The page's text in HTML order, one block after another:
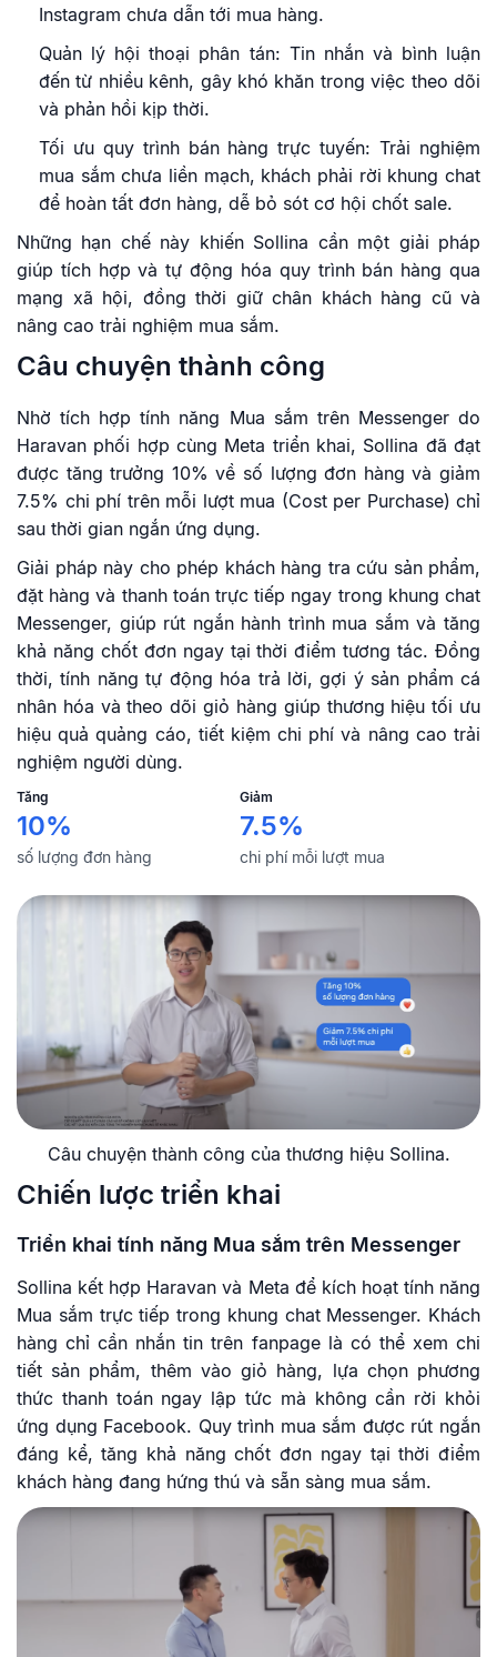
Instagram chưa dẫn tới mua hàng.
Quản lý hội thoại phân tán: Tin nhắn và bình luận
đến từ nhiều kênh, gây khó khăn trong việc theo dõi
và phản hồi kịp thời.
Tối ưu quy trình bán hàng trực tuyến: Trải nghiệm
mua sắm chưa liền mạch, khách phải rời khung chat
để hoàn tất đơn hàng, dễ bỏ sót cơ hội chốt sale.
Những hạn chế này khiến Sollina cần một giải pháp
giúp tích hợp và tự động hóa quy trình bán hàng qua
mạng xã hội, đồng thời giữ chân khách hàng cũ và
nâng cao trải nghiệm mua sắm.
Câu chuyện thành công
Nhờ tích hợp tính năng Mua sắm trên Messenger do
Haravan phối hợp cùng Meta triển khai, Sollina đã đạt
được tăng trưởng 10% về số lượng đơn hàng và giảm
7.5% chi phí trên mỗi lượt mua (Cost per Purchase) chỉ
sau thời gian ngắn ứng dụng.
Giải pháp này cho phép khách hàng tra cứu sản phẩm,
đặt hàng và thanh toán trực tiếp ngay trong khung chat
Messenger, giúp rút ngắn hành trình mua sắm và tăng
khả năng chốt đơn ngay tại thời điểm tương tác. Đồng
thời, tính năng tự động hóa trả lời, gợi ý sản phẩm cá
nhân hóa và theo dõi giỏ hàng giúp thương hiệu tối ưu
hiệu quả quảng cáo, tiết kiệm chi phí và nâng cao trải
nghiệm người dùng.
Tăng
10%
số lượng đơn hàng
Giảm
7.5%
chi phí mỗi lượt mua
Câu chuyện thành công của thương hiệu Sollina.
Chiến lược triển khai
Triển khai tính năng Mua sắm trên Messenger
Sollina kết hợp Haravan và Meta để kích hoạt tính năng
Mua sắm trực tiếp trong khung chat Messenger. Khách
hàng chỉ cần nhắn tin trên fanpage là có thể xem chi
tiết sản phẩm, thêm vào giỏ hàng, lựa chọn phương
thức thanh toán ngay lập tức mà không cần rời khỏi
ứng dụng Facebook. Quy trình mua sắm được rút ngắn
đáng kể, tăng khả năng chốt đơn ngay tại thời điểm
khách hàng đang hứng thú và sẵn sàng mua sắm.